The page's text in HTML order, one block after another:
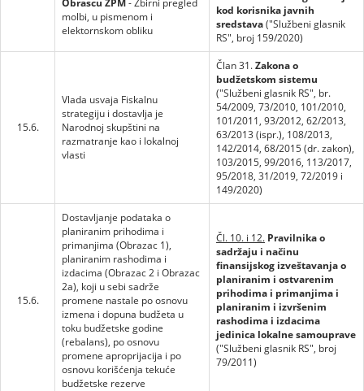
Obrascu ZPM- Zbirni pregled
molbi, u pismenom i
elektornskom obliku
kod korisnika javnih
sredstava("Službeni glasnik
RS", broj 159/2020)
15.6.
Vlada usvaja Fiskalnu
strategiju i dostavlja je
Narodnoj skupštini na
razmatranje kao i lokalnoj
vlasti
Član 31.Zakona o
budžetskom sistemu
("Službeni glasnik RS", br.
54/2009, 73/2010, 101/2010,
101/2011, 93/2012, 62/2013,
63/2013 (ispr.), 108/2013,
142/2014, 68/2015 (dr. zakon),
103/2015, 99/2016, 113/2017,
95/2018, 31/2019, 72/2019 i
149/2020)
15.6.
Dostavljanje podataka o
planiranim prihodima i
primanjima (Obrazac 1),
planiranim rashodima i
izdacima (Obrazac 2 i Obrazac
2a), koji u sebi sadrže
promene nastale po osnovu
izmena i dopuna budžeta u
toku budžetske godine
(rebalans), po osnovu
promene aproprijacija i po
osnovu korišćenja tekuće
budžetske rezerve
Čl. 10. i 12. Pravilnika o
sadržaju i načinu
finansijskog izveštavanja o
planiranim i ostvarenim
prihodima i primanjima i
planiranim i izvršenim
rashodima i izdacima
jedinica lokalne samouprave
("Službeni glasnik RS", broj
79/2011)